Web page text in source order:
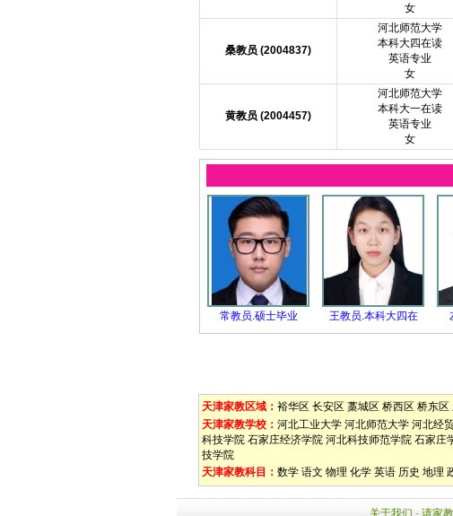
女
桑教员 (2004837)
河北师范大学
本科大四在读
英语专业
女
黄教员 (2004457)
河北师范大学
本科大一在读
英语专业
女
常教员.硕士毕业 王教员.本科大四在
天津家教区域： 裕华区 长安区 藁城区 桥西区 桥东区
天津家教学校： 河北工业大学 河北师范大学 河北经
科技学院 石家庄经济学院 河北科技师范学院 石家庄
技学院
天津家教科目： 数学 语文 物理 化学 英语 历史 地理
关于我们 - 请家教